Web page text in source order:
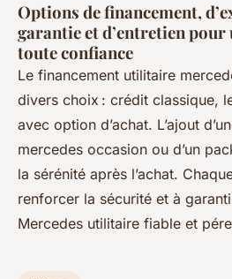
Options de financement,
garantie et d’entretien
toute confiance
Le financement utilitaire
divers choix : crédit classique,
avec option d’achat. L’ajout
mercedes occasion ou d’un
la sérénité après l’achat.
renforcer la sécurité et à
Mercedes utilitaire fiable et